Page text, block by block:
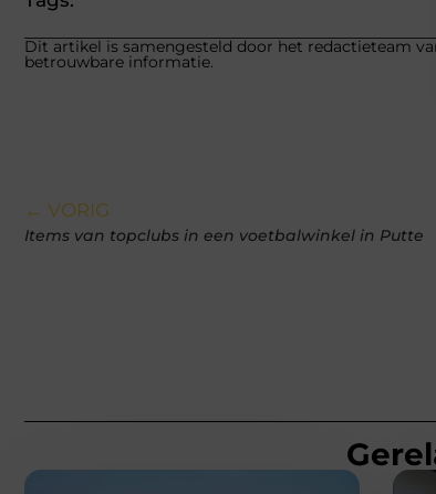
Dit artikel is samengesteld door het redactieteam
betrouwbare informatie.
← VORIG
Items van topclubs in een voetbalwinkel in Putte